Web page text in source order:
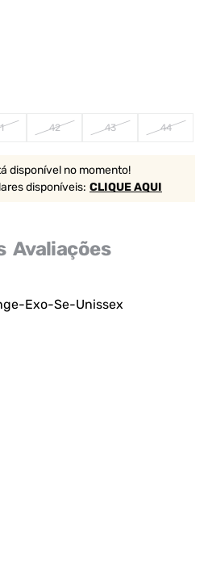
42 43 44
disponível no momento!
disponíveis: CLIQUE AQUI
Avaliações